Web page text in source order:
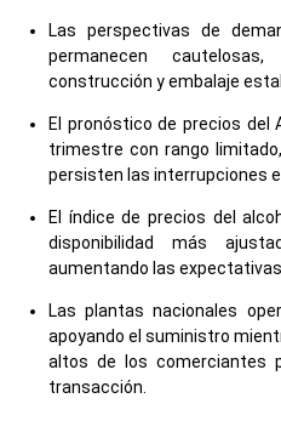
Las perspectivas de
permanecen
construcción y embalaje
El pronóstico de precios del
trimestre con rango
persisten las interrupciones
El índice de precios del
disponibilidad más
aumentando las
Las plantas nacionales
apoyando el suministro
altos de los comerciantes
transacción.